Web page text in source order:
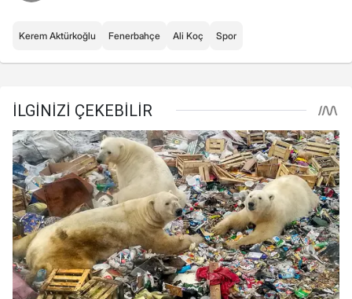
Kerem Aktürkoğlu Fenerbahçe Ali Koç Spor